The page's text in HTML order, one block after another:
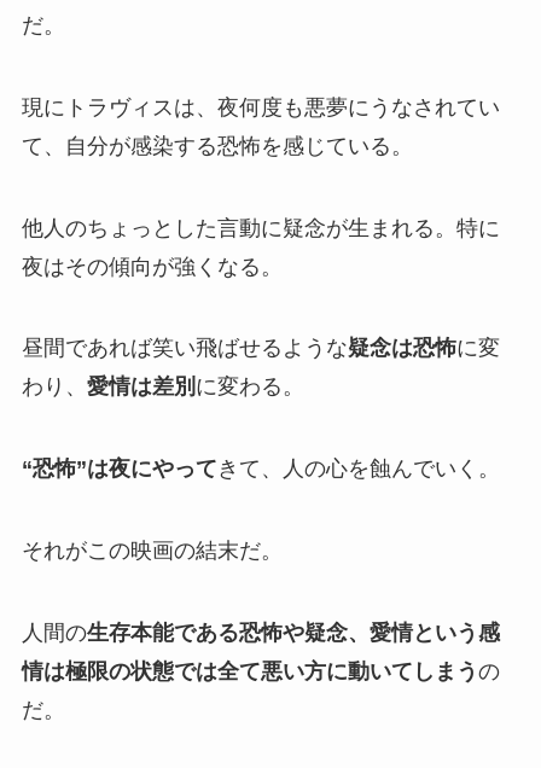
だ。
現にトラヴィスは、夜何度も悪夢にうなされてい
て、自分が感染する恐怖を感じている。
他人のちょっとした言動に疑念が生まれる。特に
夜はその傾向が強くなる。
昼間であれば笑い飛ばせるような疑念は恐怖に変
わり、 愛情は差別 に変わる。
“恐怖”は夜にやってきて、人の心を蝕んでいく。
それがこの映画の結末だ。
人間の生存本能である恐怖や疑念、愛情という感
情は極限の状態では全て悪い方に動いてしまう の
だ。